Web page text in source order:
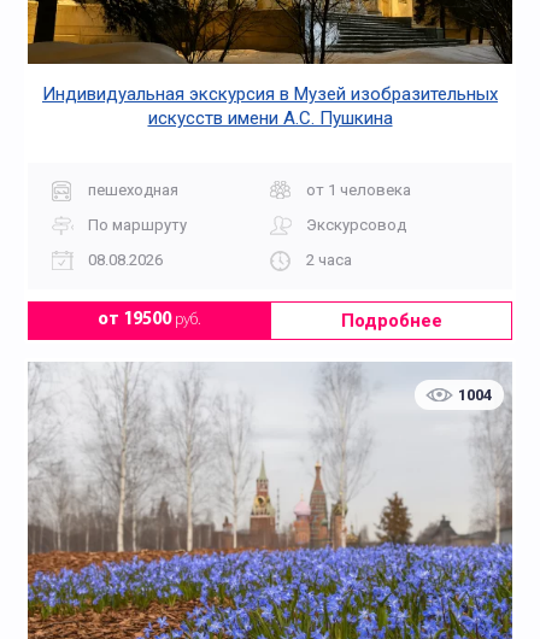
Индивидуальная экскурсия в Музей изобразительных
искусств имени А.С. Пушкина
пешеходная
от 1 человека
По маршруту
Экскурсовод
08.08.2026
2 часа
от 19500руб. Подробнее
1004